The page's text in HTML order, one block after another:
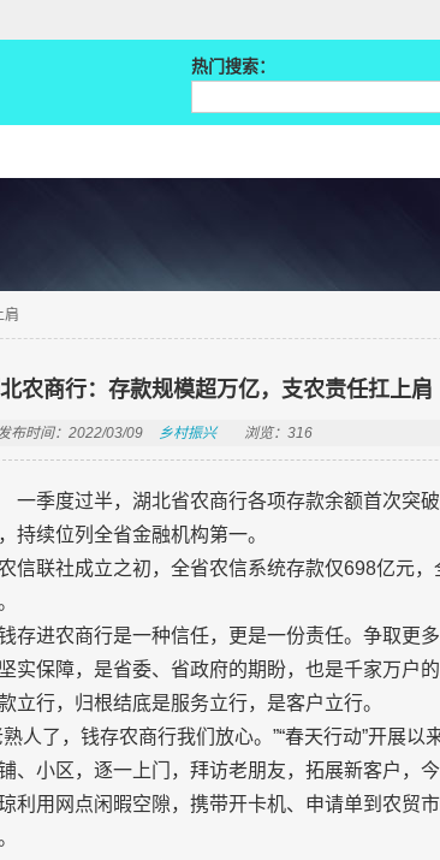
热门搜索：
肩
农商行：存款规模超万亿，支农责任扛上肩
布时间：2022/03/09 乡村振兴 浏览：316
一季度过半，湖北省农商行各项存款余额首次突
持续位列全省金融机构第一。
信联社成立之初，全省农信系统存款仅698亿元
存进农商行是一种信任，更是一份责任。争取更
实保障，是省委、省政府的期盼，也是千家万户的
立行，归根结底是服务立行，是客户立行。
熟人了，钱存农商行我们放心。”“春天行动”开展
、小区，逐一上门，拜访老朋友，拓展新客户，
利用网点闲暇空隙，携带开卡机、申请单到农贸